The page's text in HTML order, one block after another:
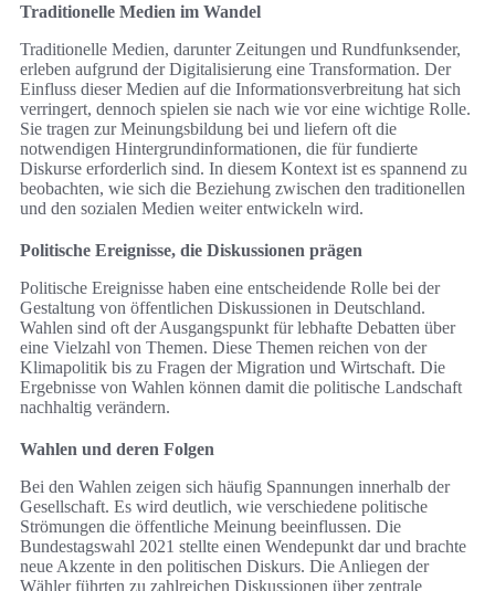
Traditionelle Medien im Wandel
Traditionelle Medien, darunter Zeitungen und Rundfunksender,
erleben aufgrund der Digitalisierung eine Transformation. Der
Einfluss dieser Medien auf die Informationsverbreitung hat sich
verringert, dennoch spielen sie nach wie vor eine wichtige Rolle.
Sie tragen zur Meinungsbildung bei und liefern oft die
notwendigen Hintergrundinformationen, die für fundierte
Diskurse erforderlich sind. In diesem Kontext ist es spannend zu
beobachten, wie sich die Beziehung zwischen den traditionellen
und den sozialen Medien weiter entwickeln wird.
Politische Ereignisse, die Diskussionen prägen
Politische Ereignisse haben eine entscheidende Rolle bei der
Gestaltung von öffentlichen Diskussionen in Deutschland.
Wahlen sind oft der Ausgangspunkt für lebhafte Debatten über
eine Vielzahl von Themen. Diese Themen reichen von der
Klimapolitik bis zu Fragen der Migration und Wirtschaft. Die
Ergebnisse von Wahlen können damit die politische Landschaft
nachhaltig verändern.
Wahlen und deren Folgen
Bei den Wahlen zeigen sich häufig Spannungen innerhalb der
Gesellschaft. Es wird deutlich, wie verschiedene politische
Strömungen die öffentliche Meinung beeinflussen. Die
Bundestagswahl 2021 stellte einen Wendepunkt dar und brachte
neue Akzente in den politischen Diskurs. Die Anliegen der
Wähler führten zu zahlreichen Diskussionen über zentrale